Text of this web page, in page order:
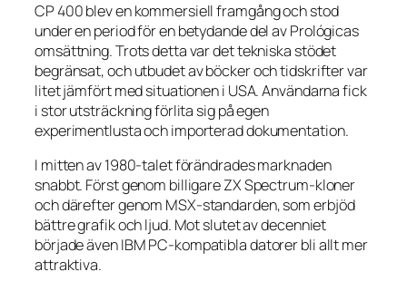
CP 400 blev en kommersiell framgång och stod
under en period för en betydande del av Prológicas
omsättning. Trots detta var det tekniska stödet
begränsat, och utbudet av böcker och tidskrifter var
litet jämfört med situationen i USA. Användarna fick
i stor utsträckning förlita sig på egen
experimentlusta och importerad dokumentation.
I mitten av 1980-talet förändrades marknaden
snabbt. Först genom billigare ZX Spectrum-kloner
och därefter genom MSX-standarden, som erbjöd
bättre grafik och ljud. Mot slutet av decenniet
började även IBM PC-kompatibla datorer bli allt mer
attraktiva.